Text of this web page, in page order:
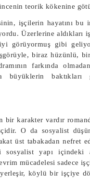
teorik kökenine
işçilerin hayatını bu
Üzerlerine aldıkları
görüyormuş gibi
biraz hüzünlü,
farkında
büyüklerin baktıkları
bir karakter vardır
O da sosyalist
üst tabakadan nefret
yapı içindeki
mücadelesi sadece
köylü bir işçiye